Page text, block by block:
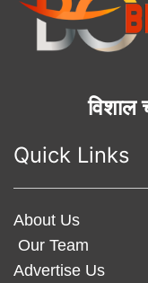
विशाल
Quick Links
About Us
Our Team
Advertise Us